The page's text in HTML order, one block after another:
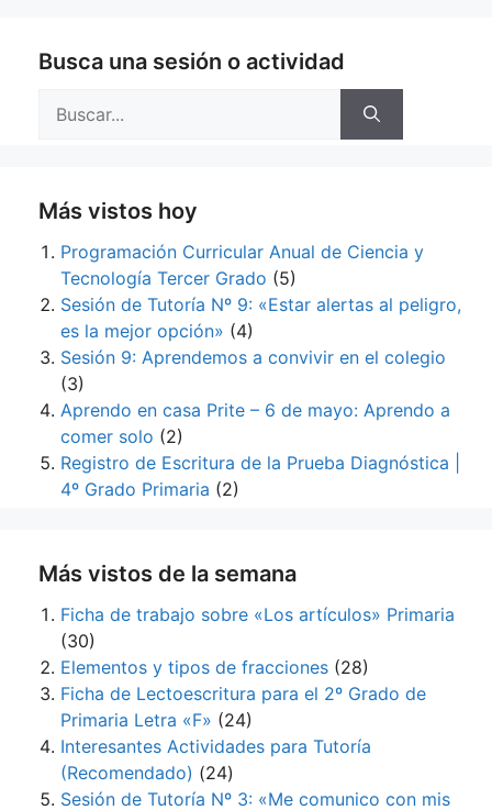
Busca una sesión o actividad
Más vistos hoy
Programación Curricular Anual de Ciencia y
Tecnología Tercer Grado (5)
Sesión de Tutoría Nº 9: «Estar alertas al peligro,
es la mejor opción» (4)
Sesión 9: Aprendemos a convivir en el colegio
(3)
Aprendo en casa Prite – 6 de mayo: Aprendo a
comer solo (2)
Registro de Escritura de la Prueba Diagnóstica |
4º Grado Primaria (2)
Más vistos de la semana
Ficha de trabajo sobre «Los artículos» Primaria
(30)
Elementos y tipos de fracciones (28)
Ficha de Lectoescritura para el 2º Grado de
Primaria Letra «F» (24)
Interesantes Actividades para Tutoría
(Recomendado) (24)
Sesión de Tutoría Nº 3: «Me comunico con mis